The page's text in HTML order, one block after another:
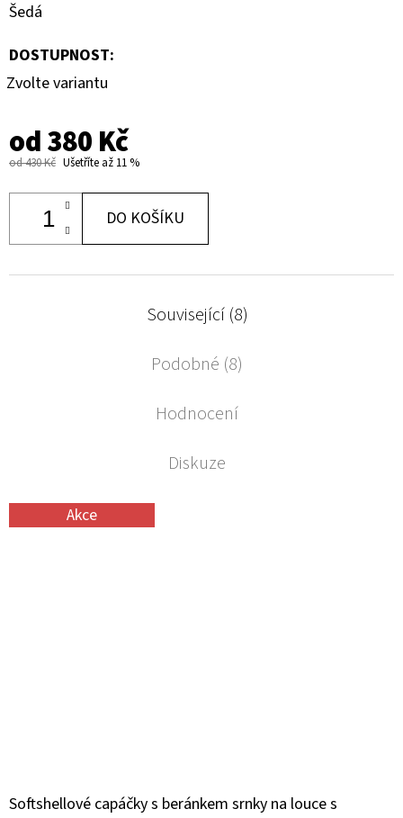
Šedá
DOSTUPNOST:
Zvolte variantu
od380 Kč
od 430 Kč Ušetříte až 11 %
DO KOŠÍKU
Související (8)
Podobné (8)
Hodnocení
Diskuze
Akce
Softshellové capáčky s beránkem srnky na louce s